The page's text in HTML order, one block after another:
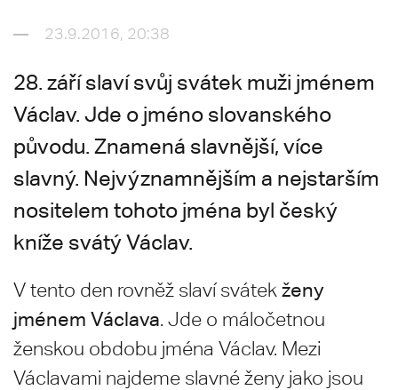
23.9.2016, 20:38
28. září slaví svůj svátek muži jménem
Václav. Jde o jméno slovanského
původu. Znamená slavnější, více
slavný. Nejvýznamnějším a nejstarším
nositelem tohoto jména byl český
kníže svátý Václav.
V tento den rovněž slaví svátek ženy
jménem Václava. Jde o máločetnou
ženskou obdobu jména Václav. Mezi
Václavami najdeme slavné ženy jako jsou